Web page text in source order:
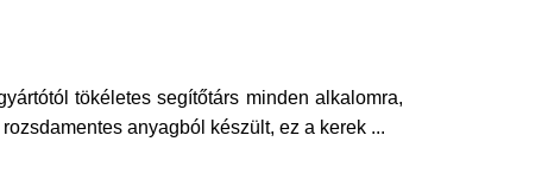
tökéletes segítőtárs minden alkalomra,
anyagból készült, ez a kerek ...